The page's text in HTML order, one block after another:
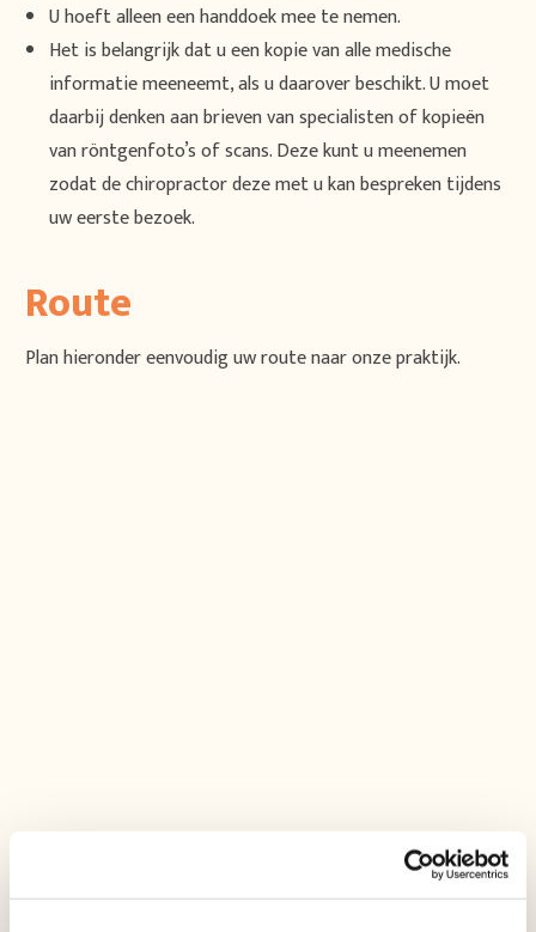
U hoeft alleen een handdoek mee te nemen.
Het is belangrijk dat u een kopie van alle medische
informatie meeneemt, als u daarover beschikt. U moet
daarbij denken aan brieven van specialisten of kopieën
van röntgenfoto’s of scans. Deze kunt u meenemen
zodat de chiropractor deze met u kan bespreken tijdens
uw eerste bezoek.
Route
Plan hieronder eenvoudig uw route naar onze praktijk.